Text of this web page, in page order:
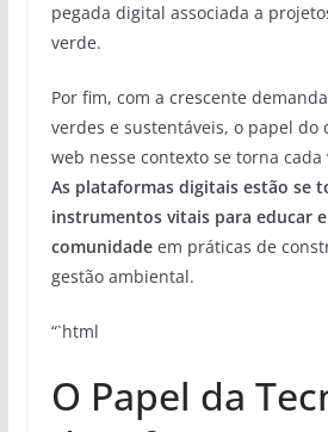
pegada digital associada a
verde.
Por fim, com a crescente
verdes e sustentáveis, o papel do
web nesse contexto se torna
As plataformas digitais estão se
instrumentos vitais para educar
comunidadeem práticas de
gestão ambiental.
“`html
O Papel da